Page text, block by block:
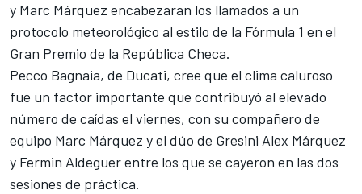
y Marc Márquez encabezaran los llamados a un
protocolo meteorológico al estilo de la Fórmula 1 en el
Gran Premio de la República Checa.
Pecco Bagnaia, de Ducati, cree que el clima caluroso
fue un factor importante que contribuyó al elevado
número de caídas el viernes, con su compañero de
equipo Marc Márquez y el dúo de Gresini Alex Márquez
y Fermin Aldeguerentre los que se cayeron en las dos
sesiones de práctica.